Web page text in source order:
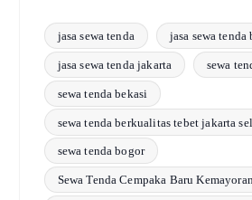
jasa sewa tenda jasa sewa
jasa sewa tenda jakarta sewa
sewa tenda bekasi
sewa tenda berkualitas tebet jakarta
sewa tenda bogor
Sewa Tenda Cempaka Baru